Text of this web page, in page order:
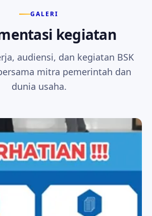
GALERI
kegiatan
audiensi, dan kegiatan BSK
mitra pemerintah dan
dunia usaha.